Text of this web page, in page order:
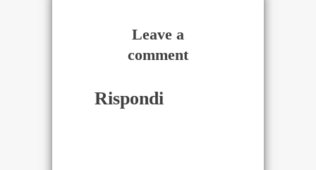
Leave a
comment
Rispondi